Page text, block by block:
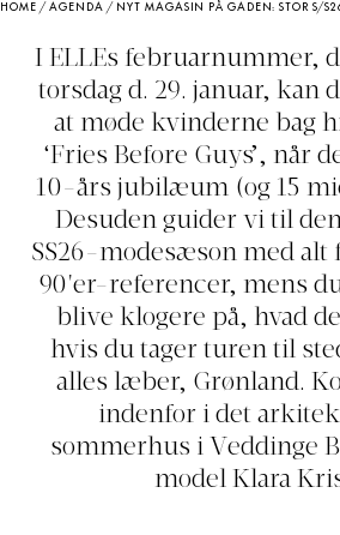
HOME /AGENDA / NYT MAGASIN PÅ GADEN: STOR S/S26-TRENDRAPPORT, GUIDE TIL GRØNLAND +
I ELLEs februarnummer,
torsdag d. 29. januar, kan
at møde kvinderne bag
‘Fries Before Guys’, når
10-års jubilæum (og 15
Desuden guider vi til
SS26-modesæson med
90'er-referencer, mens
blive klogere på, hvad
hvis du tager turen til
alles læber, Grønland.
indenfor i det
sommerhus i Veddinge
model Klara